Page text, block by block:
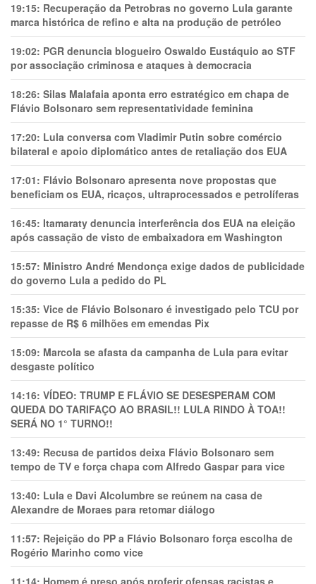
19:15: Recuperação da Petrobras no governo Lula garante
marca histórica de refino e alta na produção de petróleo
19:02: PGR denuncia blogueiro Oswaldo Eustáquio ao STF
por associação criminosa e ataques à democracia
18:26: Silas Malafaia aponta erro estratégico em chapa de
Flávio Bolsonaro sem representatividade feminina
17:20: Lula conversa com Vladimir Putin sobre comércio
bilateral e apoio diplomático antes de retaliação dos EUA
17:01: Flávio Bolsonaro apresenta nove propostas que
beneficiam os EUA, ricaços, ultraprocessados e petrolíferas
16:45: Itamaraty denuncia interferência dos EUA na eleição
após cassação de visto de embaixadora em Washington
15:57: Ministro André Mendonça exige dados de publicidade
do governo Lula a pedido do PL
15:35: Vice de Flávio Bolsonaro é investigado pelo TCU por
repasse de R$ 6 milhões em emendas Pix
15:09: Marcola se afasta da campanha de Lula para evitar
desgaste político
14:16: VÍDEO: TRUMP E FLÁVIO SE DESESPERAM COM
QUEDA DO TARIFAÇO AO BRASIL!! LULA RINDO À TOA!!
SERÁ NO 1° TURNO!!
13:49: Recusa de partidos deixa Flávio Bolsonaro sem
tempo de TV e força chapa com Alfredo Gaspar para vice
13:40: Lula e Davi Alcolumbre se reúnem na casa de
Alexandre de Moraes para retomar diálogo
11:57: Rejeição do PP a Flávio Bolsonaro força escolha de
Rogério Marinho como vice
11:14: Homem é preso após proferir ofensas racistas e